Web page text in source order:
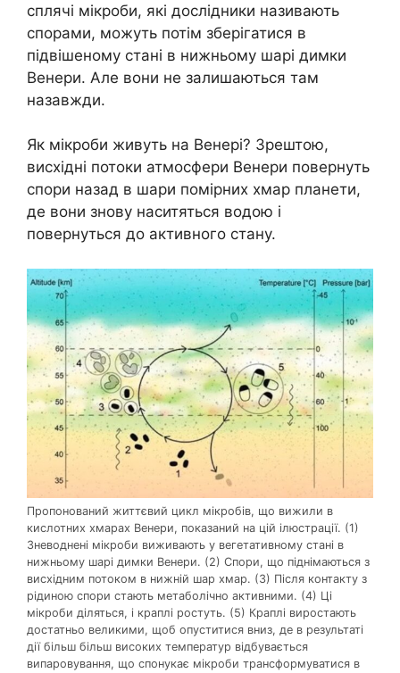
сплячі мікроби, які дослідники називають
спорами, можуть потім зберігатися в
підвішеному стані в нижньому шарі димки
Венери. Але вони не залишаються там
назавжди.
Як мікроби живуть на Венері? Зрештою,
висхідні потоки атмосфери Венери повернуть
спори назад в шари помірних хмар планети,
де вони знову наситяться водою і
повернуться до активного стану.
Пропонований життєвий цикл мікробів, що вижили в
кислотних хмарах Венери, показаний на цій ілюстрації. (1)
Зневоднені мікроби виживають у вегетативному стані в
нижньому шарі димки Венери. (2) Спори, що піднімаються з
висхідним потоком в нижній шар хмар. (3) Після контакту з
рідиною спори стають метаболічно активними. (4) Ці
мікроби діляться, і краплі ростуть. (5) Краплі виростають
достатньо великими, щоб опуститися вниз, де в результаті
дії більш більш високих температур відбувається
випаровування, що спонукає мікроби трансформуватися в